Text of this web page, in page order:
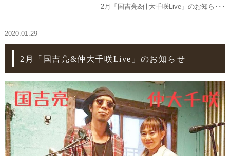
2月「国吉亮&仲大千咲Live」のお知ら･･･
2020.01.29
2月「国吉亮&仲大千咲Live」のお知らせ